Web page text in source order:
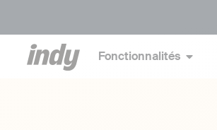
Fonctionnalités